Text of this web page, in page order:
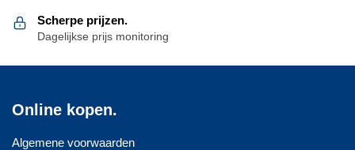
Scherpe prijzen.
Dagelijkse prijs monitoring
Online kopen.
Algemene voorwaarden